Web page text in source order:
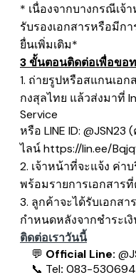
* เนื่องจากบางกรณีเจ้
รับรองเอกสารหรือมีก
ยื่นเพิ่มเติม*
3 ขั้นตอนติดต่อเพื่อขอ
1. ถ่ายรูปหรือสแกนเอ
กงสุลไทย แล้วส่งมาที่
Service
หรือ LINE ID: @JSN23 ​(
ไลน์https://lin.ee/
2. เจ้าหน้าที่จะแจ้ง ค่า
พร้อมรายการเอกสาร
3. ลูกค้าจะได้รับเอกส
กำหนดหลังจากชำระเ
ติดต่อเราวันนี้
💬 Official Line:
📞 Tel: 083-